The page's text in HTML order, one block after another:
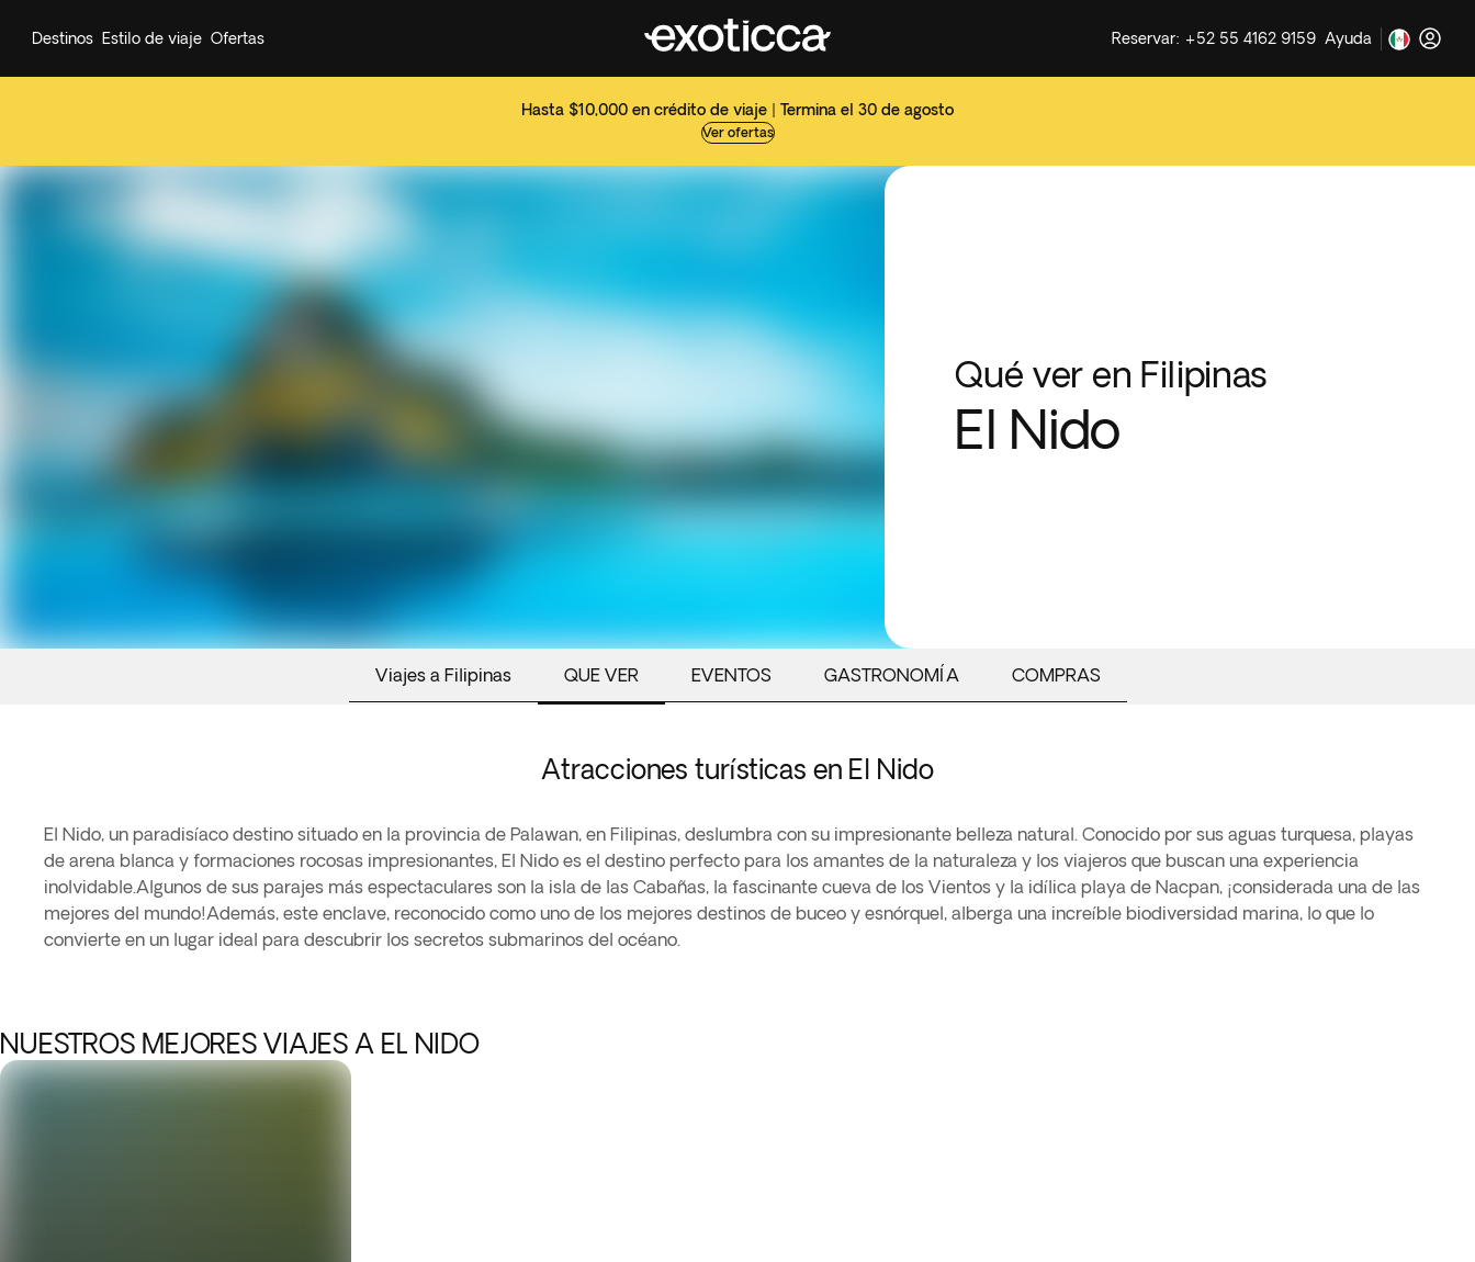
Hasta $10,000 en crédito de viaje | Termina el 30 de agosto
Ver ofertas
Destinos Estilo de viaje Ofertas Reservar: +52 55 4162 9159 Ayuda
Qué ver en Filipinas
El Nido
Viajes a Filipinas QUE VER EVENTOS GASTRONOMÍA COMPRAS
Atracciones turísticas en El Nido
El Nido, un paradisíaco destino situado en la provincia de Palawan, en Filipinas, deslumbra con su impresionante belleza natural. Conocido por sus aguas turquesa, playas
de arena blanca y formaciones rocosas impresionantes, El Nido es el destino perfecto para los amantes de la naturaleza y los viajeros que buscan una experiencia
inolvidable.Algunos de sus parajes más espectaculares son la isla de las Cabañas, la fascinante cueva de los Vientos y la idílica playa de Nacpan, ¡considerada una de las
mejores del mundo!Además, este enclave, reconocido como uno de los mejores destinos de buceo y esnórquel, alberga una increíble biodiversidad marina, lo que lo
convierte en un lugar ideal para descubrir los secretos submarinos del océano.
NUESTROS MEJORES VIAJES A EL NIDO